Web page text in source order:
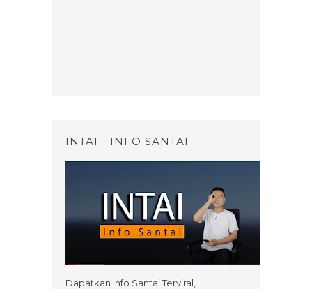
INTAI - INFO SANTAI
Dapatkan Info Santai Terviral,